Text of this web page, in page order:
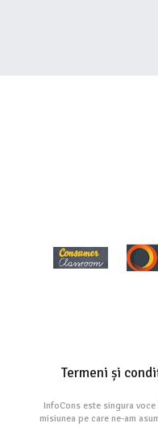
Termeni și
InfoCons este singura
misiunea pe care ne-am